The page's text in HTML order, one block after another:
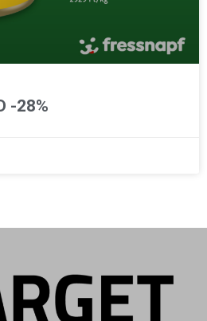
-28%